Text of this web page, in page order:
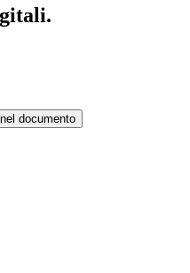
documento